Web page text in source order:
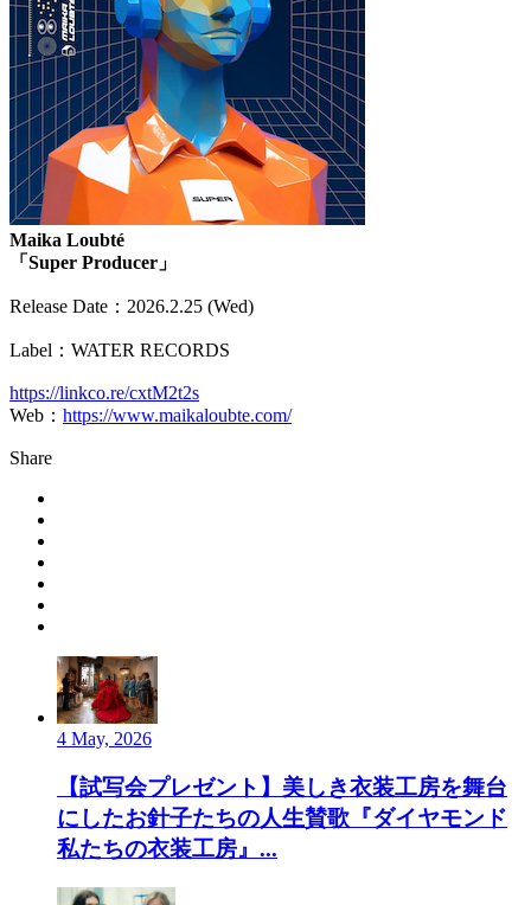
Maika Loubté
「Super Producer」
Release Date：2026.2.25 (Wed)
Label：WATER RECORDS
https://linkco.re/cxtM2t2s
Web： https://www.maikaloubte.com/
Share
4 May, 2026
【試写会プレゼント】美しき衣装工房を舞台
にしたお針子たちの人生賛歌『ダイヤモンド
私たちの衣装工房』...